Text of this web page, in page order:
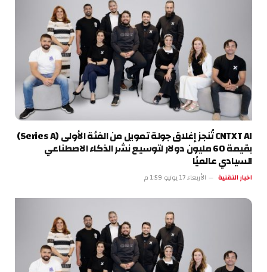
CNTXT AI تُنجز إغلاق جولة تمويل من الفئة الأولى (Series A)
بقيمة 60 مليون دولار لتوسيع نشر الذكاء الاصطناعي
السيادي عالميًا
اخبار التقنية الأربعاء 17 يونيو 1:59 م